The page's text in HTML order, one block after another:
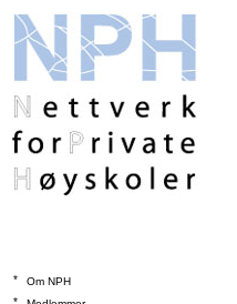
*
Om NPH
*